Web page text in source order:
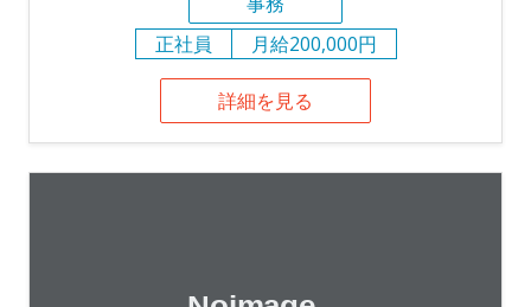
正社員
月給200,000円
詳細を見る